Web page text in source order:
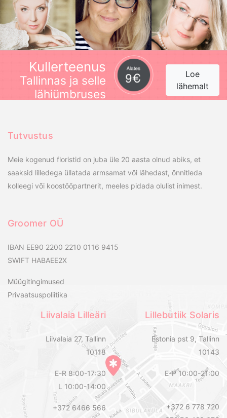
Kullerteenus
Tallinnas ja selle
lähiümbruses
Loe
lähemalt
Tutvustus
Meie kogenud floristid on juba üle 20 aasta olnud abiks, et
saaksid lilledega üllatada armsamat või lähedast, õnnitleda
kolleegi või koostööpartnerit, meeles pidada olulist inimest.
Groomer OÜ
IBAN EE90 2200 2210 0116 9415
SWIFT HABAEE2X
Müügitingimused
Privaatsuspoliitika
Liivalaia Lilleäri
Liivalaia 27, Tallinn
10118
E-R 8:00-17:30
L 10:00-14:00
+372 6466 566
Lillebutiik Solaris
Estonia pst 9, Tallinn
10143
E-P 10:00-21:00
+372 6 778 720